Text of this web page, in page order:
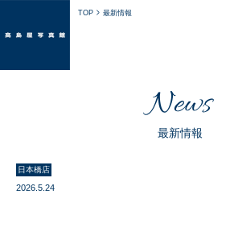
TOP 最新情報
News
最新情報
日本橋店
2026.5.24